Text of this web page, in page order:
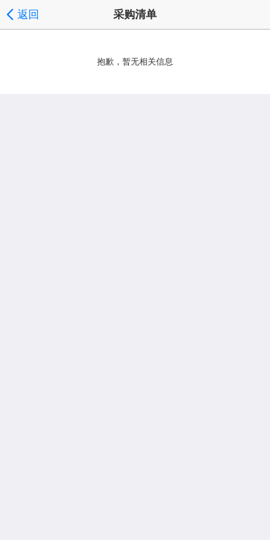
返回 采购清单
抱歉，暂无相关信息